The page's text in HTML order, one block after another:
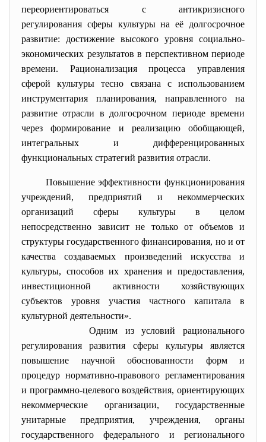
переориентироваться с антикризисного
регулирования сферы культуры на её долгосрочное
развитие: достижение высокого уровня социально-
экономических результатов в перспективном периоде
времени. Рационализация процесса управления
сферой культуры тесно связана с использованием
инструментария планирования, направленного на
развитие отрасли в долгосрочном периоде времени
через формирование и реализацию обобщающей,
интегральных и дифференцированных
функциональных стратегий развития отрасли.
Повышение эффективности функционирования
учреждений, предприятий и некоммерческих
организаций сферы культуры в целом
непосредственно зависит не только от объемов и
структуры государственного финансирования, но и от
качества создаваемых произведений искусства и
культуры, способов их хранения и предоставления,
инвестиционной активности хозяйствующих
субъектов уровня участия частного капитала в
культурной деятельности».
Одним из условий рационального
регулирования развития сферы культуры является
повышение научной обоснованности форм и
процедур нормативно-правового регламентирования
и программно-целевого воздействия, ориентирующих
некоммерческие организации, государственные
унитарные предприятия, учреждения, органы
государственного федерального и регионального